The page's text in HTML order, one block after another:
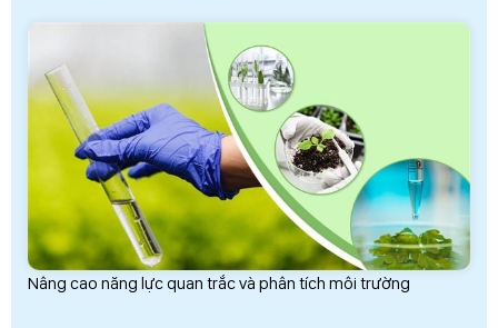
Nâng cao năng lực quan trắc và phân tích môi trường